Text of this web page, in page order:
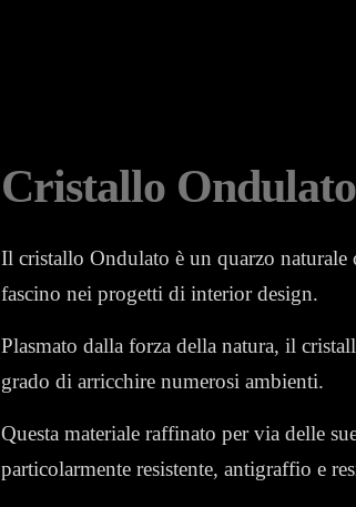
Cristallo Ondulato
Il cristallo Ondulato è un quarzo naturale
fascino nei progetti di interior design.
Plasmato dalla forza della natura, il
grado di arricchire numerosi ambienti.
Questa materiale raffinato per via delle
particolarmente resistente, antigraffio e